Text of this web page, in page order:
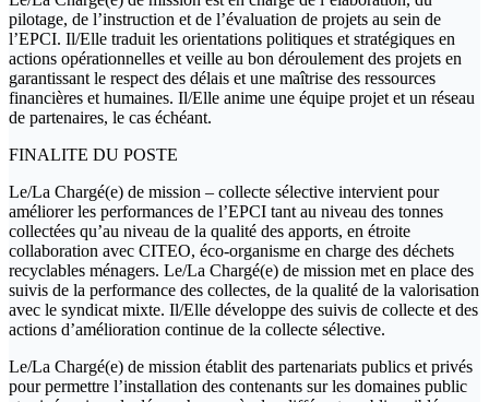
pilotage, de l’instruction et de l’évaluation de projets au sein de
l’EPCI. Il/Elle traduit les orientations politiques et stratégiques en
actions opérationnelles et veille au bon déroulement des projets en
garantissant le respect des délais et une maîtrise des ressources
financières et humaines. Il/Elle anime une équipe projet et un réseau
de partenaires, le cas échéant.
FINALITE DU POSTE
Le/La Chargé(e) de mission – collecte sélective intervient pour
améliorer les performances de l’EPCI tant au niveau des tonnes
collectées qu’au niveau de la qualité des apports, en étroite
collaboration avec CITEO, éco-organisme en charge des déchets
recyclables ménagers. Le/La Chargé(e) de mission met en place des
suivis de la performance des collectes, de la qualité de la valorisation
avec le syndicat mixte. Il/Elle développe des suivis de collecte et des
actions d’amélioration continue de la collecte sélective.
Le/La Chargé(e) de mission établit des partenariats publics et privés
pour permettre l’installation des contenants sur les domaines public